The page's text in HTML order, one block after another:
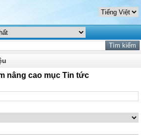
nâng cao mục Tin tức